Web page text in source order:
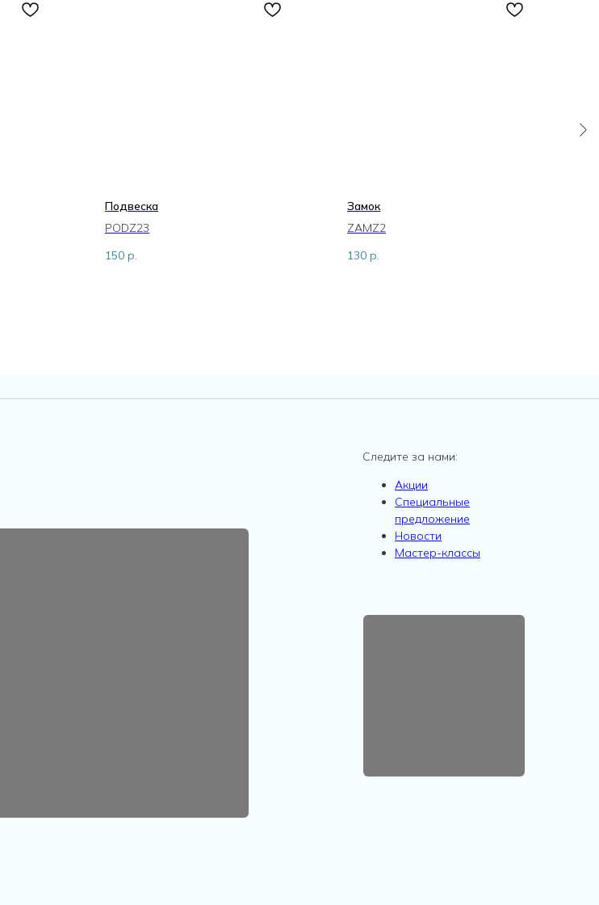
Подвеска
PODZ23
150 р.
Замок
ZAMZ2
130 р.
Следите за нами:
Акции
Специальные
предложение
Новости
Мастер-классы